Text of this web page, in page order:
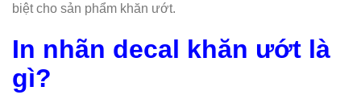
biệt cho sản phẩm khăn ướt.
In nhãn decal khăn ướt là
gì?